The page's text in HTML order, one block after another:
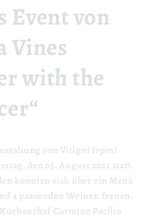
Event von
Vines
with the
von Vitigni Irpini
den 05. August 2021 statt.
konnten sich über ein Menü
4 passenden Weinen freuen.
Carmine Pacilio